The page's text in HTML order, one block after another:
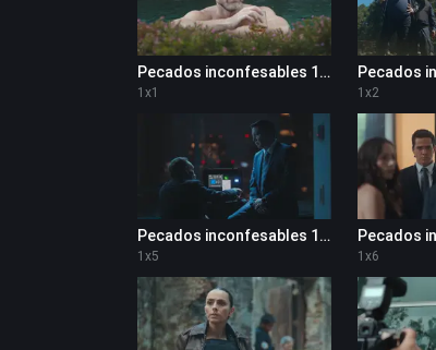
Pecados inconfesables 1x1
1 x1 1 x2
Pecados inconfesables 1x5
1 x5 1 x6